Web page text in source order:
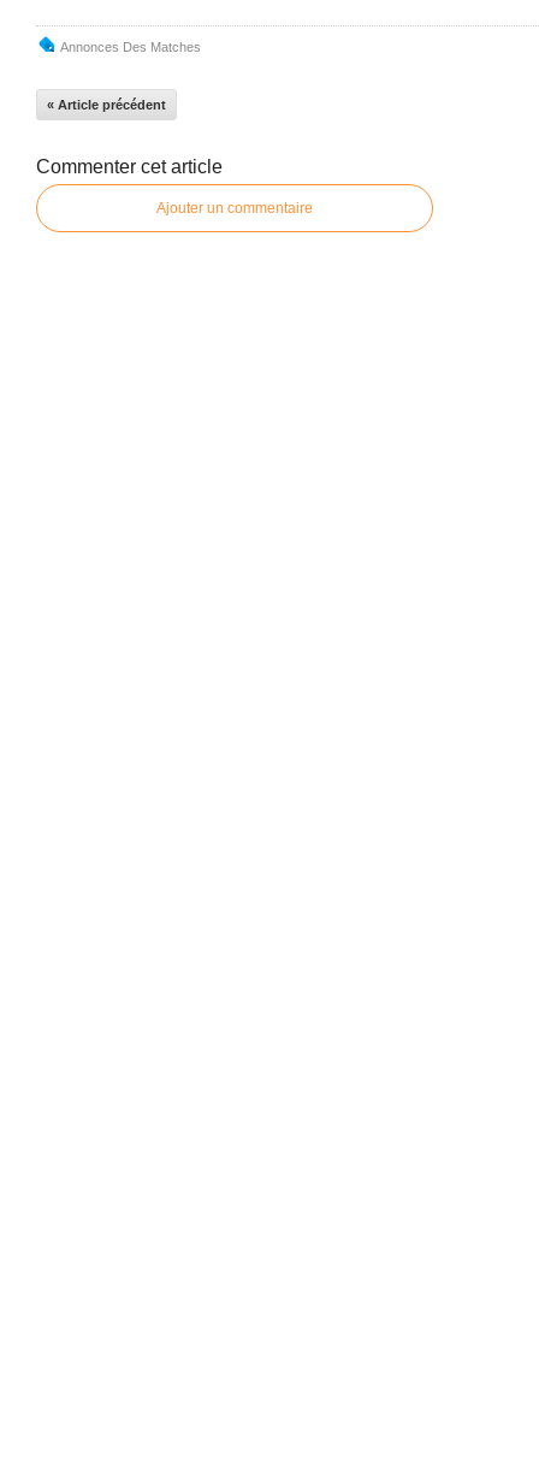
Annonces Des Matches
« Article précédent
Commenter cet article
Ajouter un commentaire